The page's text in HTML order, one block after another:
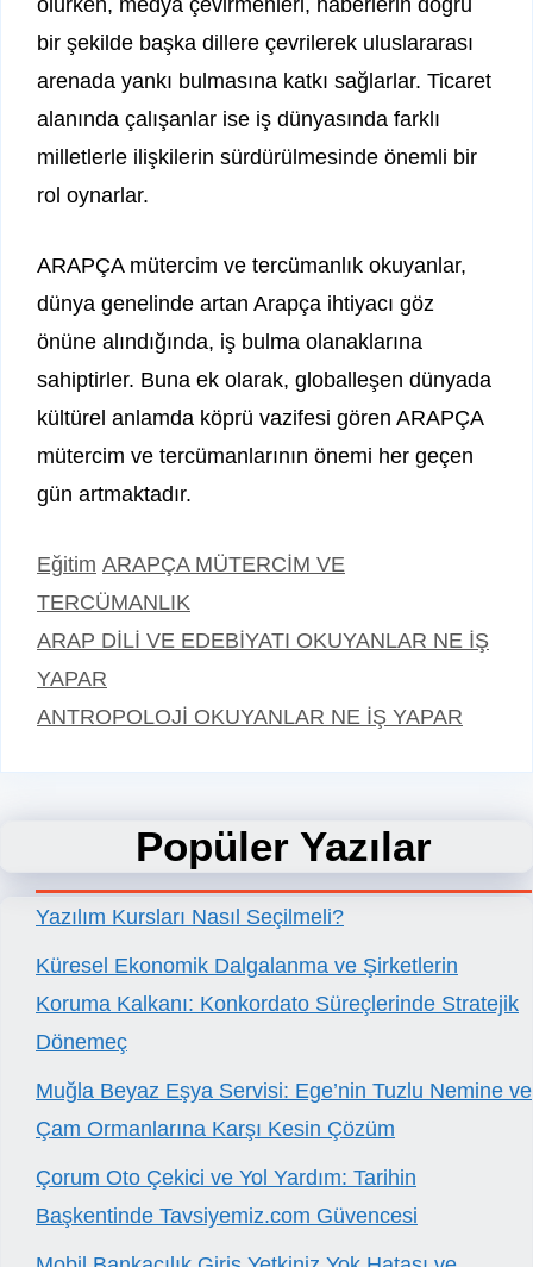
olurken, medya çevirmenleri, haberlerin doğru
bir şekilde başka dillere çevrilerek uluslararası
arenada yankı bulmasına katkı sağlarlar. Ticaret
alanında çalışanlar ise iş dünyasında farklı
milletlerle ilişkilerin sürdürülmesinde önemli bir
rol oynarlar.
ARAPÇA mütercim ve tercümanlık okuyanlar,
dünya genelinde artan Arapça ihtiyacı göz
önüne alındığında, iş bulma olanaklarına
sahiptirler. Buna ek olarak, globalleşen dünyada
kültürel anlamda köprü vazifesi gören ARAPÇA
mütercim ve tercümanlarının önemi her geçen
gün artmaktadır.
Kategoriler
Eğitim Etiketler
ARAPÇA MÜTERCİM VE
TERCÜMANLIK
ARAP DİLİ VE EDEBİYATI OKUYANLAR NE İŞ
YAPAR
ANTROPOLOJİ OKUYANLAR NE İŞ YAPAR
Popüler Yazılar
Yazılım Kursları Nasıl Seçilmeli?
Küresel Ekonomik Dalgalanma ve Şirketlerin
Koruma Kalkanı: Konkordato Süreçlerinde Stratejik
Dönemeç
Muğla Beyaz Eşya Servisi: Ege’nin Tuzlu Nemine ve
Çam Ormanlarına Karşı Kesin Çözüm
Çorum Oto Çekici ve Yol Yardım: Tarihin
Başkentinde Tavsiyemiz.com Güvencesi